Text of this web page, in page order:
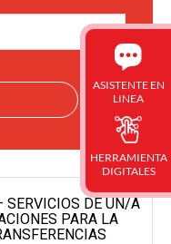
DE UN/A
PARA LA
ASISTENTE EN
LINEA
HERRAMIENTA
DIGITALES